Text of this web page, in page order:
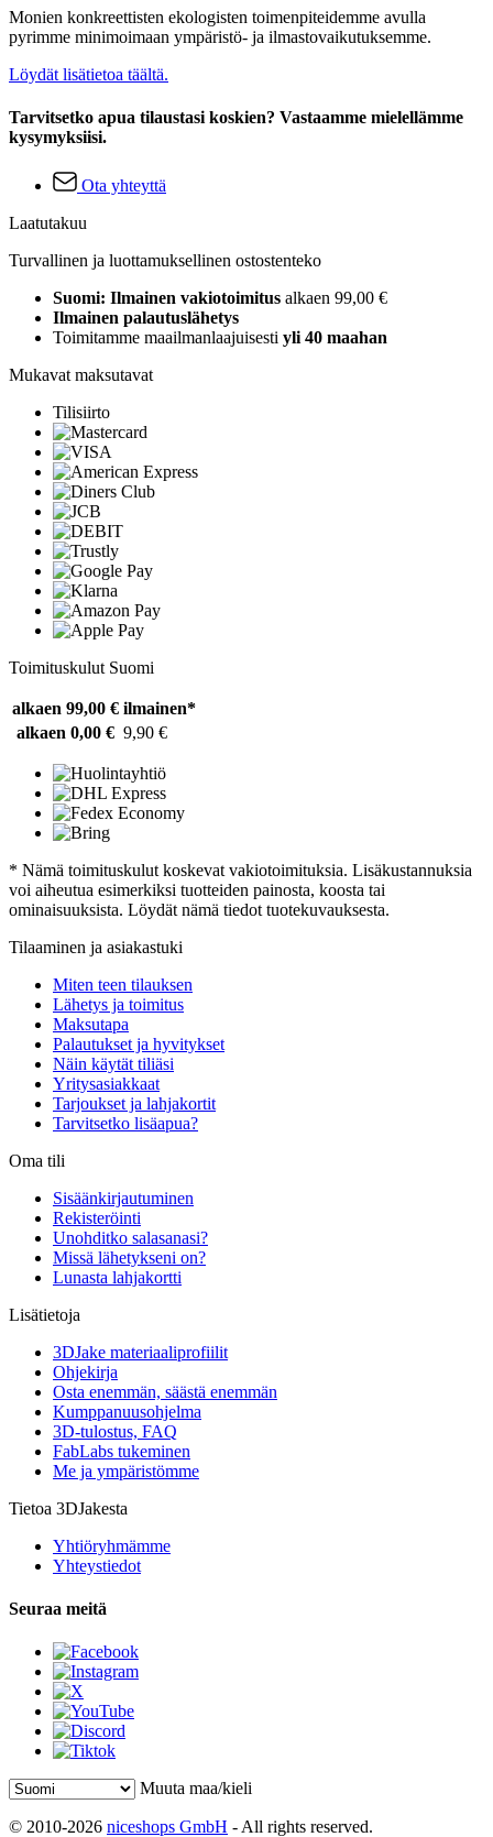
Monien konkreettisten ekologisten toimenpiteidemme avulla
pyrimme minimoimaan ympäristö- ja ilmastovaikutuksemme.
Löydät lisätietoa täältä.
Tarvitsetko apua tilaustasi koskien? Vastaamme mielellämme
kysymyksiisi.
Ota yhteyttä
Laatutakuu
Turvallinen ja luottamuksellinen ostostenteko
Suomi: Ilmainen vakiotoimitus alkaen 99,00 €
Ilmainen palautuslähetys
Toimitamme maailmanlaajuisesti yli 40 maahan
Mukavat maksutavat
Tilisiirto
Toimituskulut Suomi
alkaen 99,00 € ilmainen*
alkaen 0,00 € 9,90 €
* Nämä toimituskulut koskevat vakiotoimituksia. Lisäkustannuksia
voi aiheutua esimerkiksi tuotteiden painosta, koosta tai
ominaisuuksista. Löydät nämä tiedot tuotekuvauksesta.
Tilaaminen ja asiakastuki
Miten teen tilauksen
Lähetys ja toimitus
Maksutapa
Palautukset ja hyvitykset
Näin käytät tiliäsi
Yritysasiakkaat
Tarjoukset ja lahjakortit
Tarvitsetko lisäapua?
Oma tili
Sisäänkirjautuminen
Rekisteröinti
Unohditko salasanasi?
Missä lähetykseni on?
Lunasta lahjakortti
Lisätietoja
3DJake materiaaliprofiilit
Ohjekirja
Osta enemmän, säästä enemmän
Kumppanuusohjelma
3D-tulostus, FAQ
FabLabs tukeminen
Me ja ympäristömme
Tietoa 3DJakesta
Yhtiöryhmämme
Yhteystiedot
Seuraa meitä
Muuta maa/kieli
© 2010-2026 niceshops GmbH - All rights reserved.